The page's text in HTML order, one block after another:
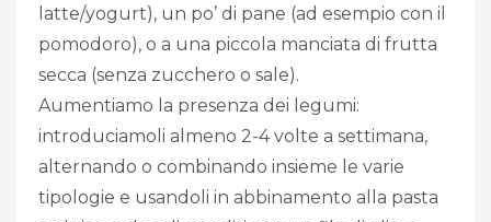
latte/yogurt), un po’ di pane (ad esempio con il
pomodoro), o a una piccola manciata di frutta
secca (senza zucchero o sale).
Aumentiamo la presenza dei legumi:
introduciamoli almeno 2-4 volte a settimana,
alternando o combinando insieme le varie
tipologie e usandoli in abbinamento alla pasta